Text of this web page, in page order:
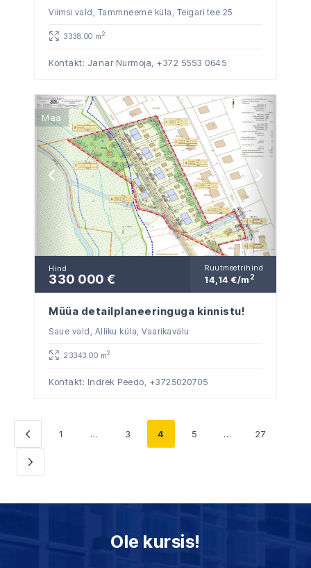
Viimsi vald, Tammneeme küla, Teigari tee 25
3338.00 m 2
Kontakt: Janar Nurmoja, +372 5553 0645
Maa
Hind
330 000 €
Ruutmeetrihind
14,14 €/m 2
Müüa detailplaneeringuga kinnistu!
Saue vald, Alliku küla, Vaarikavälu
23343.00 m2
Kontakt: Indrek Peedo, +3725020705
«
Eelmine
1 … 3 4 5 … 27
Järgmine
Ole kursis!